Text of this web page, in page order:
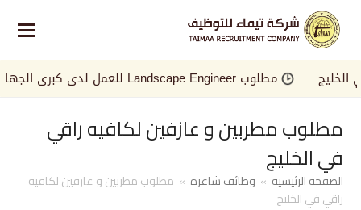
مطلوب Landscape Engineer للعمل لدى كبرى الجهات في الخليج
مطلوب مطربين و عازفين لكافيه راقي
في الخليج
الصفحة الرئيسية » وظائف شاغرة » مطلوب مطربين و عازفين لكافيه
راقي في الخليج